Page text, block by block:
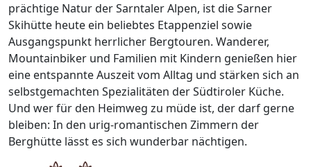
prächtige Natur der Sarntaler Alpen, ist die Sarner
Skihütte heute ein beliebtes Etappenziel sowie
Ausgangspunkt herrlicher Bergtouren. Wanderer,
Mountainbiker und Familien mit Kindern genießen hier
eine entspannte Auszeit vom Alltag und stärken sich an
selbstgemachten Spezialitäten der Südtiroler Küche.
Und wer für den Heimweg zu müde ist, der darf gerne
bleiben: In den urig-romantischen Zimmern der
Berghütte lässt es sich wunderbar nächtigen.